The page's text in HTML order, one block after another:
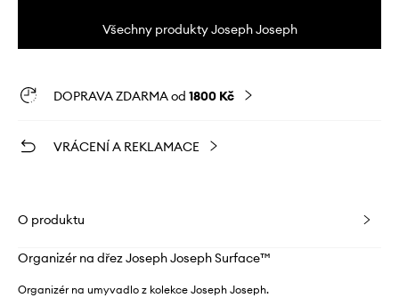
Všechny produkty Joseph Joseph
DOPRAVA ZDARMA od 1800 Kč
VRÁCENÍ A REKLAMACE
O produktu
Organizér na dřez Joseph Joseph Surface™
Organizér na umyvadlo z kolekce Joseph Joseph.